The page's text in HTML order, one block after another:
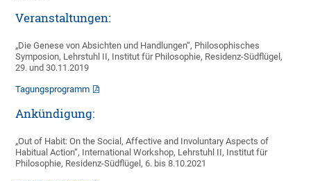
Veranstaltungen:
„Die Genese von Absichten und Handlungen“, Philosophisches
Symposion, Lehrstuhl II, Institut für Philosophie, Residenz-Südflügel,
29. und 30.11.2019
Tagungsprogramm
Ankündigung:
„Out of Habit: On the Social, Affective and Involuntary Aspects of
Habitual Action“, International Workshop, Lehrstuhl II, Institut für
Philosophie, Residenz-Südflügel, 6. bis 8.10.2021